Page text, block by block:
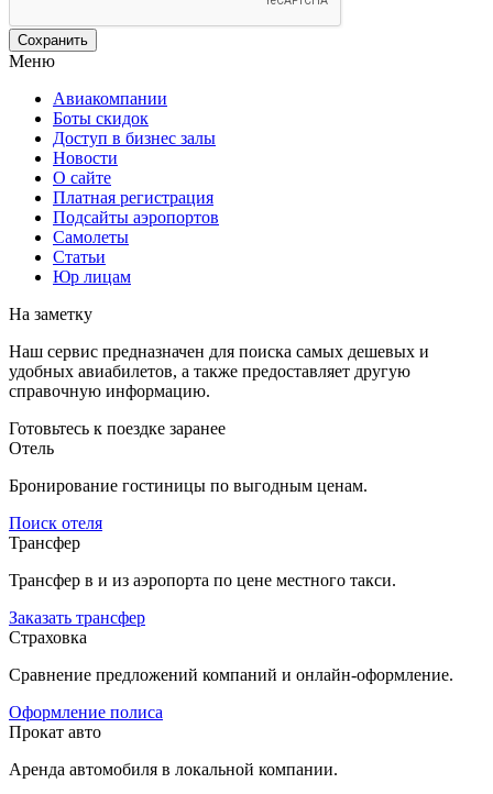
Меню
Авиакомпании
Боты скидок
Доступ в бизнес залы
Новости
О сайте
Платная регистрация
Подсайты аэропортов
Самолеты
Статьи
Юр лицам
На заметку
Наш сервис предназначен для поиска самых дешевых и
удобных авиабилетов, а также предоставляет другую
справочную информацию.
Готовьтесь к поездке заранее
Отель
Бронирование гостиницы по выгодным ценам.
Поиск отеля
Трансфер
Трансфер в и из аэропорта по цене местного такси.
Заказать трансфер
Страховка
Сравнение предложений компаний и онлайн-оформление.
Оформление полиса
Прокат авто
Аренда автомобиля в локальной компании.